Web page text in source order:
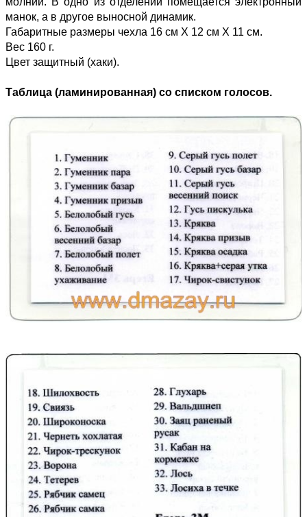
манок, а в другое выносной динамик.
Габаритные размеры чехла 16 см Х 12 см Х 11 см.
Вес 160 г.
Цвет защитный (хаки).
Таблица (ламинированная) со списком голосов.